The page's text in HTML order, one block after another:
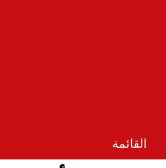
القائمة